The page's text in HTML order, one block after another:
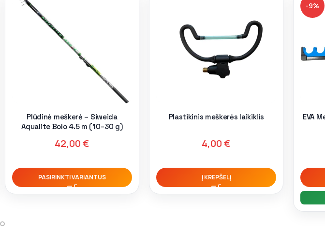
Plūdinė meškerė – Siweida
Aqualite Bolo 4.5 m (10–30 g)
42,00€
PASIRINKTI VARIANTUS
Plastikinis meškerės laikiklis
4,00€
Į KREPŠELĮ
-9%
EVA